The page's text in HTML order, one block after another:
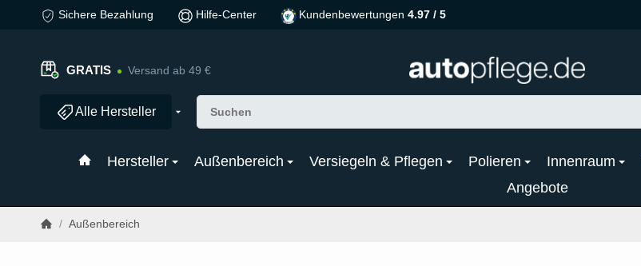
Sichere Bezahlung Hilfe-Center Kundenbewertungen 4.97 / 5
GRATIS Versand ab 49 €
Alle Hersteller
Hersteller Außenbereich Versiegeln & Pflegen Polieren Innenraum
Angebote
/ Außenbereich